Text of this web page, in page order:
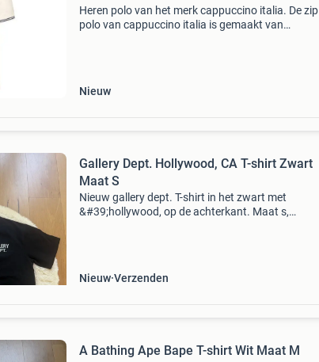
Heren polo van het merk cappuccino italia. De zip
polo van cappuccino italia is gemaakt van
Nieuw
Gallery Dept. Hollywood, CA T-shirt Zwart
Maat S
Nieuw gallery dept. T-shirt in het zwart met
&#39;hollywood, op de achterkant. Maat s,
Nieuw Verzenden
A Bathing Ape Bape T-shirt Wit Maat M